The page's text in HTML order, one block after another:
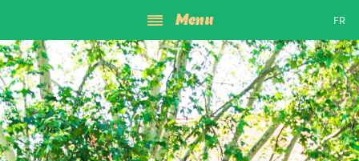
Menu FR
Le restaurant
Arbre des vins
Nous trouver
Les histoires